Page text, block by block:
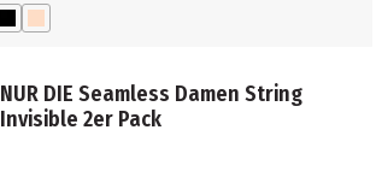
NUR DIE Seamless Damen String
Invisible 2er Pack